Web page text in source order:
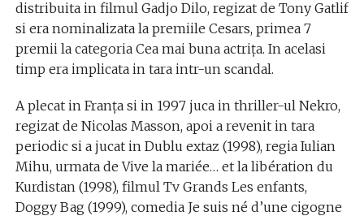
distribuita in filmul Gadjo Dilo, regizat de Tony Gatlif
si era nominalizata la premiile Cesars, primea 7
premii la categoria Cea mai buna actrița. In acelasi
timp era implicata in tara intr-un scandal.
A plecat in Franța si in 1997 juca in thriller-ul Nekro,
regizat de Nicolas Masson, apoi a revenit in tara
periodic si a jucat in Dublu extaz (1998), regia Iulian
Mihu, urmata de Vive la mariée… et la libération du
Kurdistan (1998), filmul Tv Grands Les enfants,
Doggy Bag (1999), comedia Je suis né d’une cigogne